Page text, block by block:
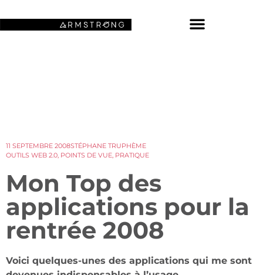
11 SEPTEMBRE 2008STÉPHANE TRUPHÈME
OUTILS WEB 2.0, POINTS DE VUE, PRATIQUE
Mon Top des
applications pour la
rentrée 2008
Voici quelques-unes des applications qui me sont